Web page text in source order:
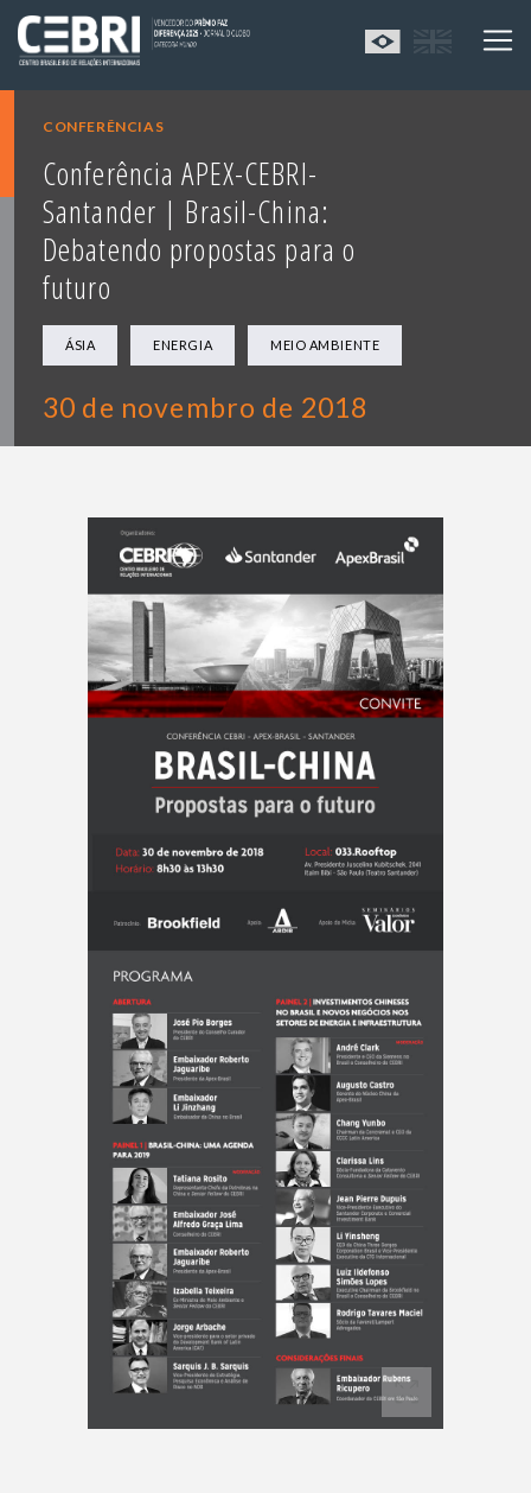
CONFERÊNCIAS
Conferência APEX-CEBRI-
Santander | Brasil-China:
Debatendo propostas para o
futuro
ÁSIA ENERGIA MEIO AMBIENTE
30 de novembro de 2018